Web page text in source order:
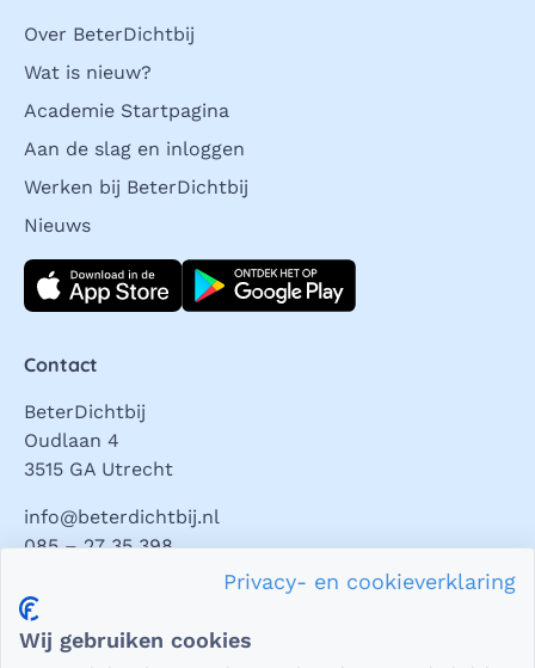
Over BeterDichtbij
Wat is nieuw?
Academie Startpagina
Aan de slag en inloggen
Werken bij BeterDichtbij
Nieuws
Download direct
Contact
BeterDichtbij
Oudlaan 4
3515 GA Utrecht
info@beterdichtbij.nl
085 – 27 35 398
Privacy en veiligheid
Privacy- en cookieverklaring
Wij gebruiken cookies